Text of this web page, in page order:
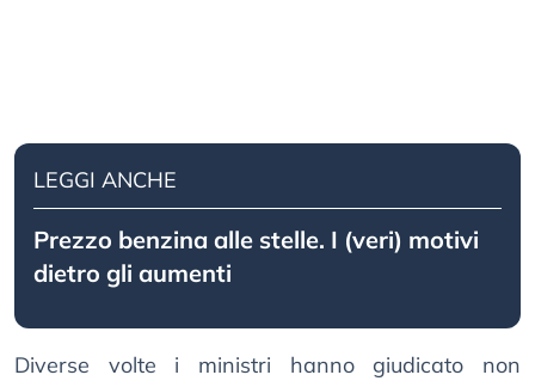
LEGGI ANCHE
Prezzo benzina alle stelle. I (veri) motivi
dietro gli aumenti
Diverse volte i ministri hanno giudicato non